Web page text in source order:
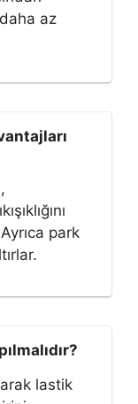
az
park
lastik